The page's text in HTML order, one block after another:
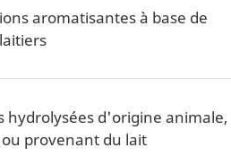
aromatisantes à base de
hydrolysées d'origine animale,
provenant du lait